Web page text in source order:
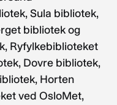
Sula bibliotek,
bibliotek og
Ryfylkebiblioteket
Dovre bibliotek,
Horten
ved OsloMet,